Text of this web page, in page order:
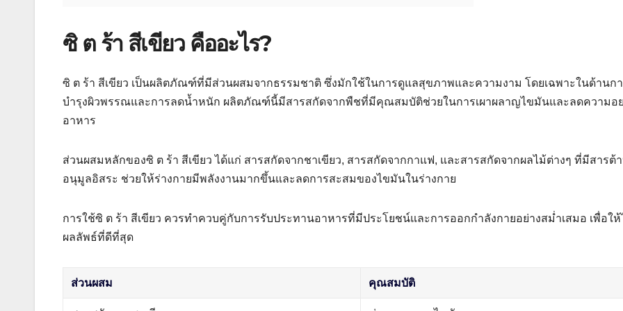
ซิ ต ร้า สีเขียว คืออะไร?
ซิ ต ร้า สีเขียว เป็นผลิตภัณฑ์ที่มีส่วนผสมจากธรรมชาติ ซึ่งมักใช้ในการดูแลสุขภาพและความงาม โดยเฉพาะในด้านก
บำรุงผิวพรรณและการลดน้ำหนัก ผลิตภัณฑ์นี้มีสารสกัดจากพืชที่มีคุณสมบัติช่วยในการเผาผลาญไขมันและลดความอ
อาหาร
ส่วนผสมหลักของซิ ต ร้า สีเขียว ได้แก่ สารสกัดจากชาเขียว, สารสกัดจากกาแฟ, และสารสกัดจากผลไม้ต่างๆ ที่มีสารต้
อนุมูลอิสระ ช่วยให้ร่างกายมีพลังงานมากขึ้นและลดการสะสมของไขมันในร่างกาย
การใช้ซิ ต ร้า สีเขียว ควรทำควบคู่กับการรับประทานอาหารที่มีประโยชน์และการออกกำลังกายอย่างสม่ำเสมอ เพื่อให้
ผลลัพธ์ที่ดีที่สุด
ส่วนผสม คุณสมบัติ